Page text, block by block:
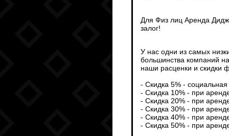
Для Физ лиц Аренда
залог!
У нас одни из самых
большинства компаний
наши расценки и скидки
- Скидка 5% -
- Скидка 10% - при
- Скидка 20% - при
- Скидка 30% - при
- Скидка 40% - при
- Скидка 50% - при